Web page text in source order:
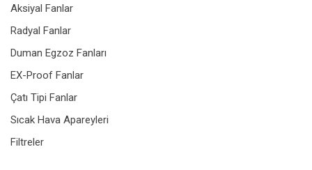
Aksiyal Fanlar
Radyal Fanlar
Duman Egzoz Fanları
EX-Proof Fanlar
Çatı Tipi Fanlar
Sıcak Hava Apareyleri
Filtreler